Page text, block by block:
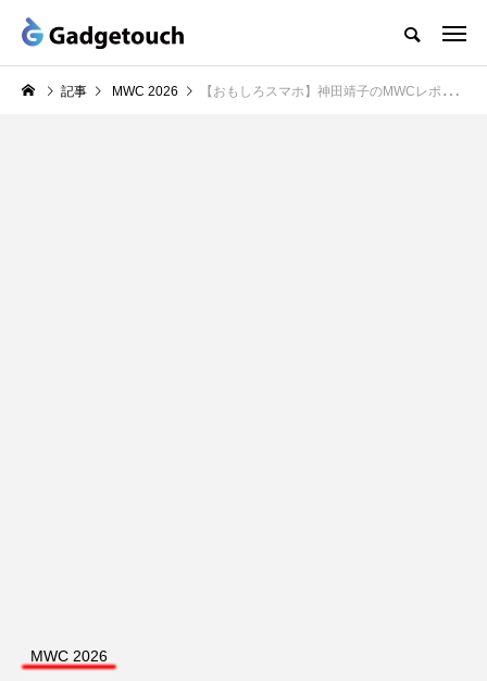
記事 MWC 2026 【おもしろスマホ】神田靖子のMWCレポート「OUKITEL WP200 Pro」背面ディスプレイが外れてイヤホンとウォッチに！
MWC 2026